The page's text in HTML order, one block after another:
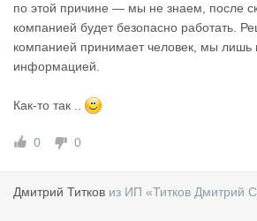
по этой причине — мы не знаем, после
компанией будет безопасно работать.
компанией принимает человек, мы
информацией.
Как-то так ..
0 0
Дмитрий Титков из ИП «Титков Дмитрий